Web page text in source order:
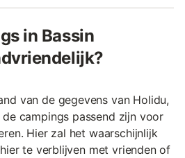
in Bassin
van de gegevens van Holidu,
de campings passend zijn voor
Hier zal het waarschijnlijk
te verblijven met vrienden of